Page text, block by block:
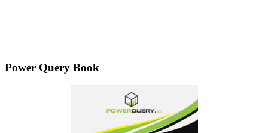
Power Query Book